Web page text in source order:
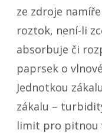
ze zdroje
roztok, není-li
absorbuje či
paprsek o
Jednotkou
zákalu –
limit pro pitnou